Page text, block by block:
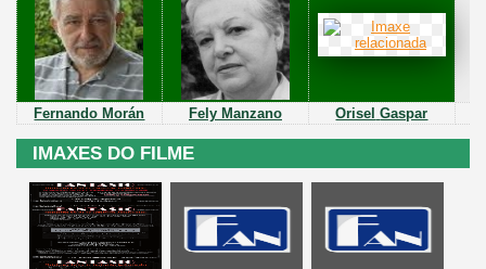
Fernando Morán Fely Manzano Orisel Gaspar
IMAXES DO FILME